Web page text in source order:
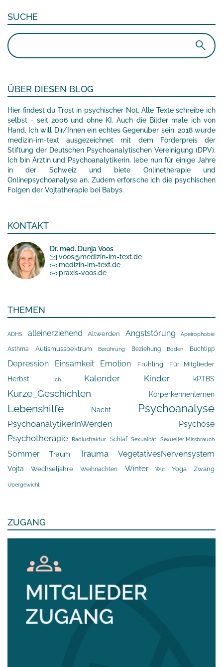
SUCHE
Suchen
nach:
ÜBER DIESEN BLOG
Hier findest du Trost in psychischer Not. Alle Texte schreibe ich
selbst - seit 2006 und ohne KI. Auch die Bilder male ich von
Hand. Ich will Dir/Ihnen ein echtes Gegenüber sein. 2018 wurde
medizin-im-text ausgezeichnet mit dem Förderpreis der
Stiftung der Deutschen Psychoanalytischen Vereinigung (DPV).
Ich bin Ärztin und Psychoanalytikerin, lebe nun für einige Jahre
in der Schweiz und biete Onlinetherapie und
Onlinepsychoanalyse an. Zudem erforsche ich die psychischen
Folgen der Vojtatherapie bei Babys.
KONTAKT
Dr. med. Dunja Voos
voos@medizin-im-text.de
medizin-im-text.de
praxis-voos.de
THEMEN
ADHS alleinerziehend Altwerden Angststörung Apeirophobie
Asthma Autismusspektrum Berührung Beziehung Boden Buchtipp
Depression Einsamkeit Emotion Frühling Für Mitglieder
Herbst Ich Kalender Kinder kPTBS
Kurze_Geschichten Körperkennenlernen
Lebenshilfe Nacht Psychoanalyse
PsychoanalytikerInWerden Psychose
Psychotherapie Radiusfraktur Schlaf Sexualität Sexueller Missbrauch
Sommer Traum Trauma VegetativesNervensystem
Vojta Wechseljahre Weihnachten Winter Wut Yoga Zwang
Übergewicht
ZUGANG